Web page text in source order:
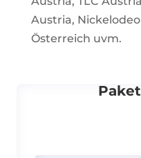
Austria,
Österreich uvm.